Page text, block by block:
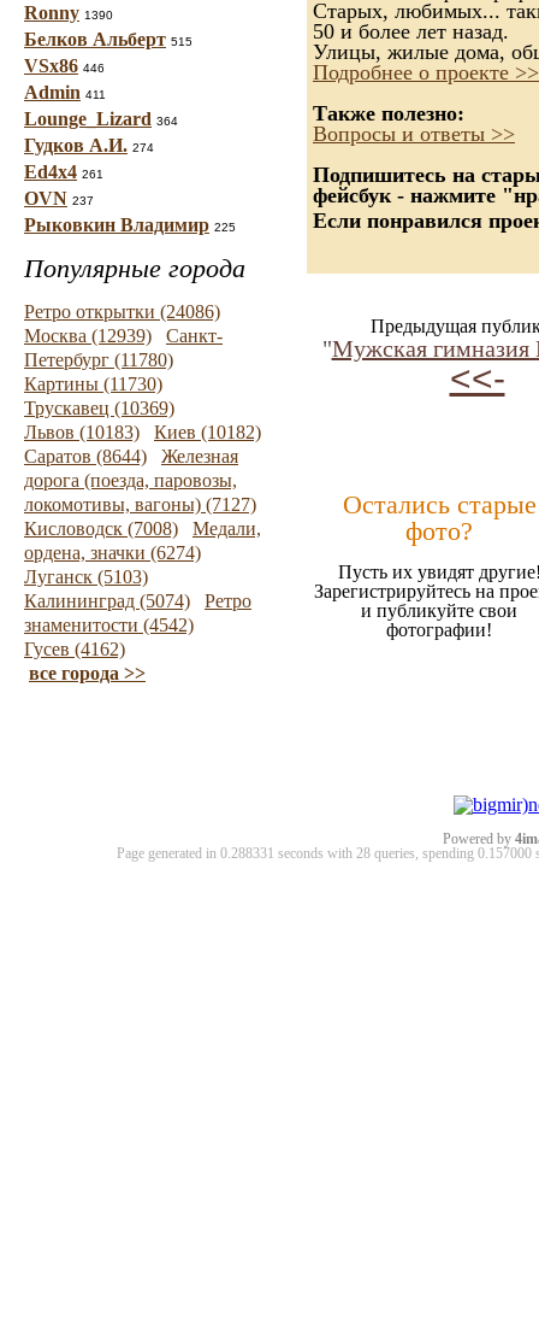
Ronny 1390
Белков Альберт 515
VSx86 446
Admin 411
Lounge_Lizard 364
Гудков А.И. 274
Ed4x4 261
OVN 237
Рыковкин Владимир 225
Популярные города
Ретро открытки (24086)
Москва (12939)
Санкт-
Петербург (11780)
Картины (11730)
Трускавец (10369)
Львов (10183)
Киев (10182)
Саратов (8644)
Железная
дорога (поезда, паровозы,
локомотивы, вагоны) (7127)
Кисловодск (7008)
Медали,
ордена, значки (6274)
Луганск (5103)
Калининград (5074)
Ретро
знаменитости (4542)
Гусев (4162)
все города >>
Старых, любимых...
50 и более лет назад.
Улицы, жилые дома,
Подробнее о проекте >>
Также полезно:
Вопросы и ответы >>
Подпишитесь на
фейсбук - нажмите
Если понравился
Предыдущая
"Мужская гимназия
<<-
Остались старые
фото?
Пусть их увидят
Зарегистрируйтесь на
и публикуйте свои
фотографии!
Powered by
Page generated in 0.288331 seconds with 28 queries, spending